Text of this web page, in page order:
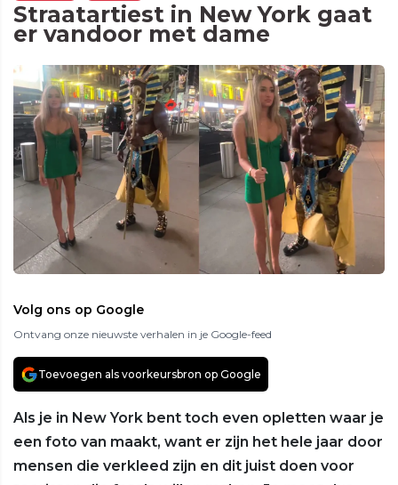
Straatartiest in New York gaat
er vandoor met dame
Volg ons op Google
Ontvang onze nieuwste verhalen in je Google-feed
Toevoegen als voorkeursbron op Google
Als je in New York bent toch even opletten waar je
een foto van maakt, want er zijn het hele jaar door
mensen die verkleed zijn en dit juist doen voor